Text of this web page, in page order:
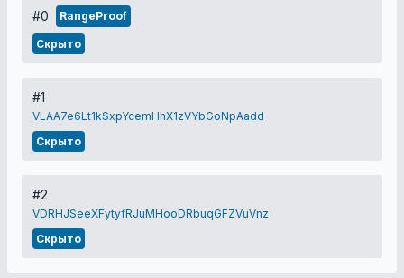
#0 RangeProof
Скрыто
#1
VLAA7e6Lt1kSxpYcemHhX1zVYbGoNpAadd
Скрыто
#2
VDRHJSeeXFytyfRJuMHooDRbuqGFZVuVnz
Скрыто